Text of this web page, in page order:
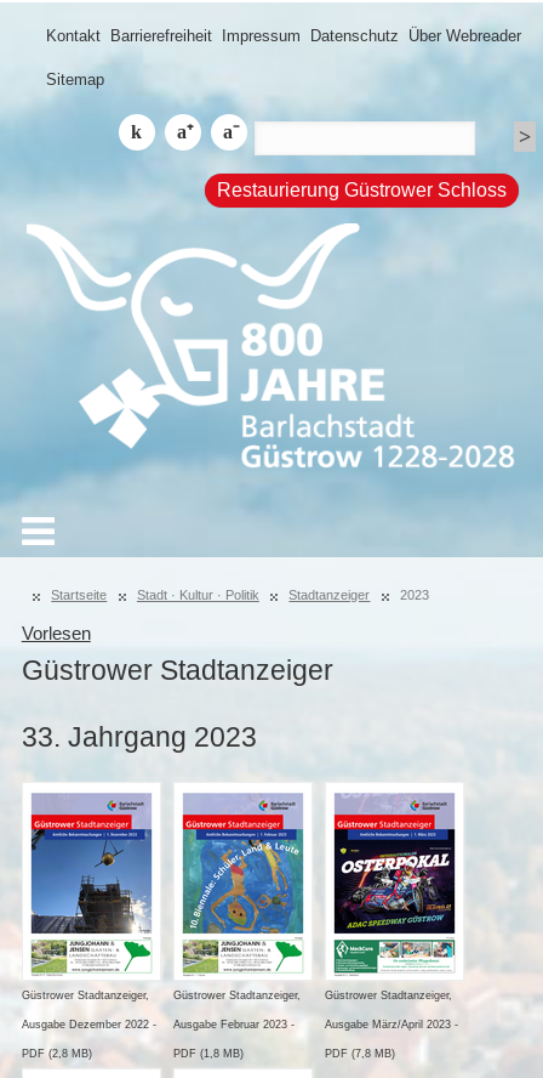
Kontakt Barrierefreiheit Impressum Datenschutz Über Webreader
Sitemap
Restaurierung Güstrower Schloss
Startseite Stadt · Kultur · Politik Stadtanzeiger 2023
Vorlesen
Güstrower Stadtanzeiger
33. Jahrgang 2023
Güstrower Stadtanzeiger,
Ausgabe Dezember 2022 -
PDF (2,8 MB)
Güstrower Stadtanzeiger,
Ausgabe Februar 2023 -
PDF (1,8 MB)
Güstrower Stadtanzeiger,
Ausgabe März/April 2023 -
PDF (7,8 MB)